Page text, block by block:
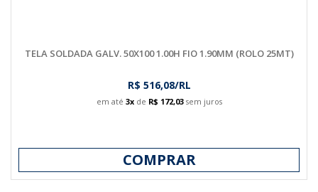
TELA SOLDADA GALV. 50X100 1.00H FIO 1.90MM (ROLO 25MT)
R$ 516,08/RL
em até 3xde R$ 172,03sem juros
COMPRAR